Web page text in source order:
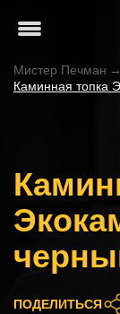
Мистер Печман →
Каминная топка
ПОДЕЛИТЬСЯ